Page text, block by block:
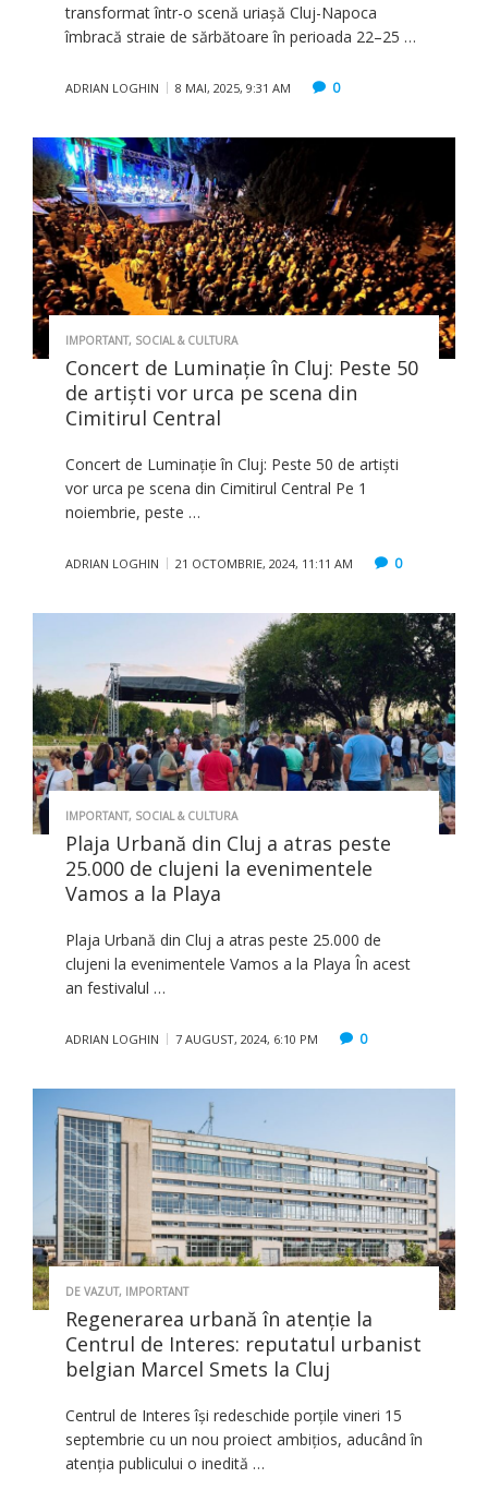
transformat într-o scenă uriașă Cluj-Napoca
îmbracă straie de sărbătoare în perioada 22–25 …
ADRIAN LOGHIN 8 MAI, 2025, 9:31 AM 0
IMPORTANT, SOCIAL & CULTURA
Concert de Luminație în Cluj: Peste 50
de artiști vor urca pe scena din
Cimitirul Central
Concert de Luminație în Cluj: Peste 50 de artiști
vor urca pe scena din Cimitirul Central Pe 1
noiembrie, peste …
ADRIAN LOGHIN 21 OCTOMBRIE, 2024, 11:11 AM 0
IMPORTANT, SOCIAL & CULTURA
Plaja Urbană din Cluj a atras peste
25.000 de clujeni la evenimentele
Vamos a la Playa
Plaja Urbană din Cluj a atras peste 25.000 de
clujeni la evenimentele Vamos a la Playa În acest
an festivalul …
ADRIAN LOGHIN 7 AUGUST, 2024, 6:10 PM 0
DE VAZUT, IMPORTANT
Regenerarea urbană în atenție la
Centrul de Interes: reputatul urbanist
belgian Marcel Smets la Cluj
Centrul de Interes își redeschide porțile vineri 15
septembrie cu un nou proiect ambițios, aducând în
atenția publicului o inedită …